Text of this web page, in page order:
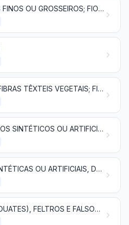
LÃ, PELOS FINOS OU GROSSEIROS; FIOS E TECIDOS DE CRINA
OUTRAS FIBRAS TÊXTEIS VEGETAIS; FIOS DE PAPEL E TECIDOS DE FIOS DE PAPEL
FILAMENTOS SINTÉTICOS OU ARTIFICIAIS; LÂMINAS e FORMAS SEMELHANTES de matérias têxteis sintéticas OU ARTIFICIAIS
FIBRAS SINTÉTICAS OU ARTIFICIAIS, DESCONTÍNUAS
PASTAS (OUATES), FELTROS E FALSOS TECIDOS; FIOS ESPECIAIS, CORDÉIS, CORDAS E CABOS; ARTIGOS DE CORDOARIA